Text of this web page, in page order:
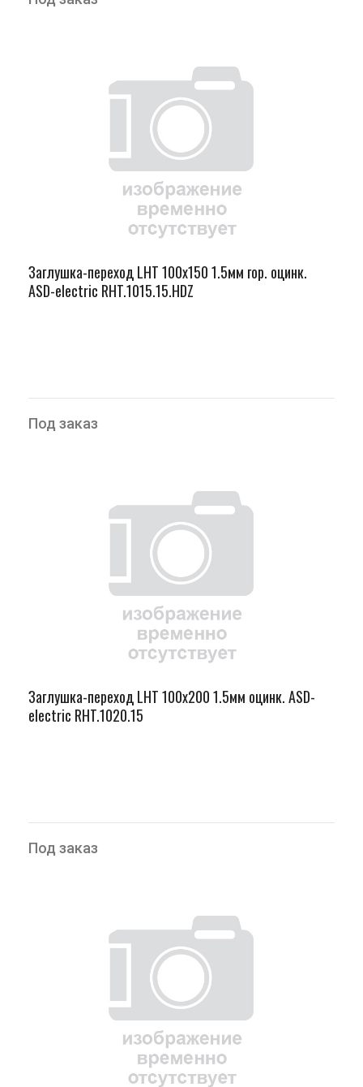
Заглушка-переход LHT 100х150 1.5мм гор. оцинк.
ASD-electric RHT.1015.15.HDZ
Под заказ
Заглушка-переход LHT 100х200 1.5мм оцинк. ASD-
electric RHT.1020.15
Под заказ